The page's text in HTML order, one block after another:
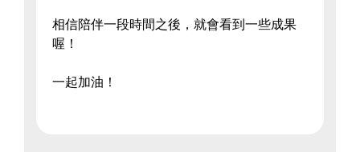
相信陪伴一段時間之後，就會看到一些成果
喔！
一起加油！